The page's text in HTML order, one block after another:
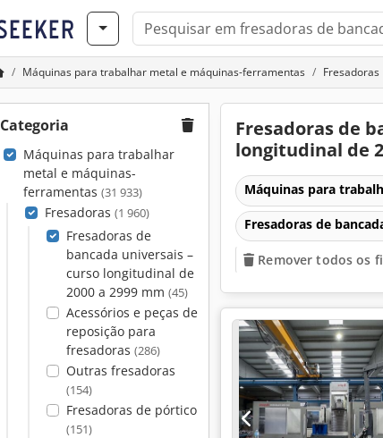
Máquinas para trabalhar metal e máquinas-ferramentas Fresadoras
Categoria
Máquinas para trabalhar
metal e máquinas-
ferramentas (31 933)
Fresadoras (1 960)
Fresadoras de
bancada universais –
curso longitudinal de
2000 a 2999 mm (45)
Acessórios e peças de
reposição para
fresadoras (286)
Outras fresadoras
(154)
Fresadoras de pórtico
(151)
Fresadoras de
longitudinal de
Máquinas para
Fresadoras de
Remover todos os